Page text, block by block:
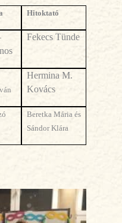
Hitoktató
Fekecs Tünde
Hermina M.
Kovács
Beretka Mária és
Sándor Klára